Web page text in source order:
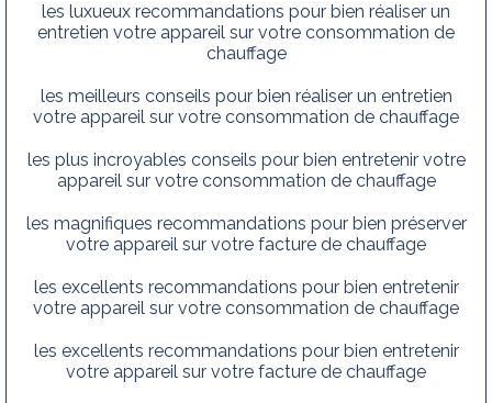
les luxueux recommandations pour bien réaliser un
entretien votre appareil sur votre consommation de
chauffage
les meilleurs conseils pour bien réaliser un entretien
votre appareil sur votre consommation de chauffage
les plus incroyables conseils pour bien entretenir votre
appareil sur votre consommation de chauffage
les magnifiques recommandations pour bien préserver
votre appareil sur votre facture de chauffage
les excellents recommandations pour bien entretenir
votre appareil sur votre consommation de chauffage
les excellents recommandations pour bien entretenir
votre appareil sur votre facture de chauffage